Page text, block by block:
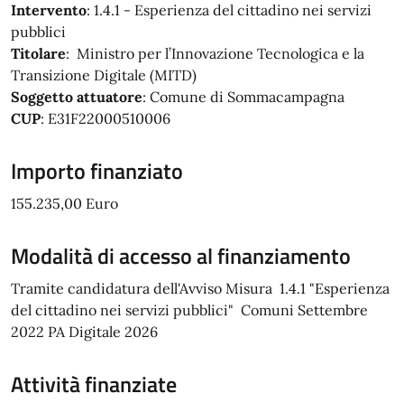
Intervento: 1.4.1 - Esperienza del cittadino nei servizi
pubblici
Titolare: Ministro per l’Innovazione Tecnologica e la
Transizione Digitale (MITD)
Soggetto attuatore: Comune di Sommacampagna
CUP: E31F22000510006
Importo finanziato
155.235,00 Euro
Modalità di accesso al finanziamento
Tramite candidatura dell'Avviso Misura 1.4.1 "Esperienza
del cittadino nei servizi pubblici" Comuni Settembre
2022 PA Digitale 2026
Attività finanziate